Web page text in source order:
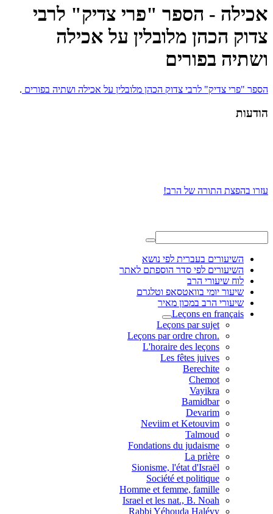
אכילה - הספר "פרי צדיק" לרבי
צדוק הכהן מלובלין על אכילה
ושתיה בפורים
הספר "פרי צדיק" לרבי צדוק הכהן מלובלין על אכילה ושתיה בפורים .
הודעות
עזרו בהפצת התורה של הרב!
השיעורים בעברית לפי נושא
השיעורים לפי סדר הוספתם לאתר
לוח שיעורי הרב
שיעור יומי בוואטסאפ וטלגרם
שיעורי הרב במכון מאיר
Leçons en français
Leçons par sujet
.Leçons par ordre chron
L'horaire des leçons
Les fêtes juives
Berechite
Chemot
Vayikra
Bamidbar
Devarim
Neviim et Ketouvim
Talmoud
Fondations du judaisme
La prière
Sionisme, l'état d'Israël
Société et politique
Homme et femme, famille
Israel et les nat., B. Noah
Rabbi Yéhouda Halévy